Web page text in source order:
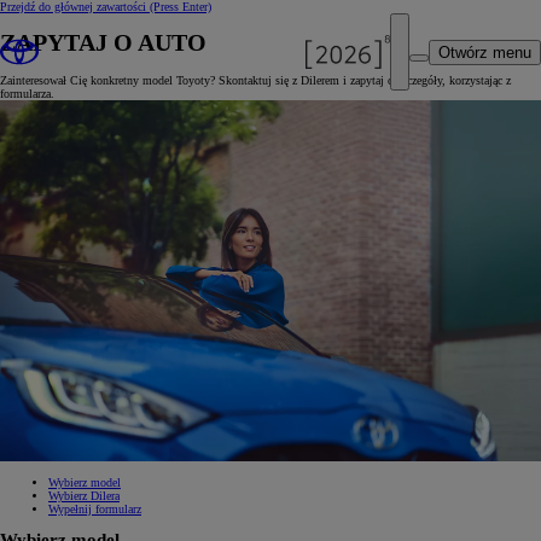
Przejdź do głównej zawartości (Press Enter)
Otwórz menu
ZAPYTAJ O AUTO
Zainteresował Cię konkretny model Toyoty? Skontaktuj się z Dilerem i zapytaj o szczegóły, korzystając z
formularza.
Wybierz model
Wybierz Dilera
Wypełnij formularz